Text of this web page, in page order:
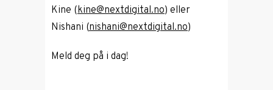
Kine (kine@nextdigital.no) eller
Nishani (nishani@nextdigital.no)
Meld deg på i dag!